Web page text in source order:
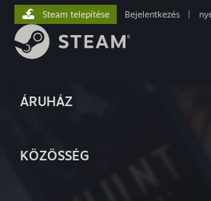
ÁRUHÁZ
KÖZÖSSÉG
Steam telepítése Bejelentkezés